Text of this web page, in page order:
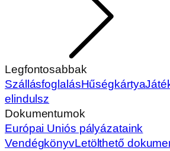
Legfontosabbak
SzállásfoglalásHűségkártya
elindulsz
Dokumentumok
Európai Uniós pályázataink
VendégkönyvLetölthető